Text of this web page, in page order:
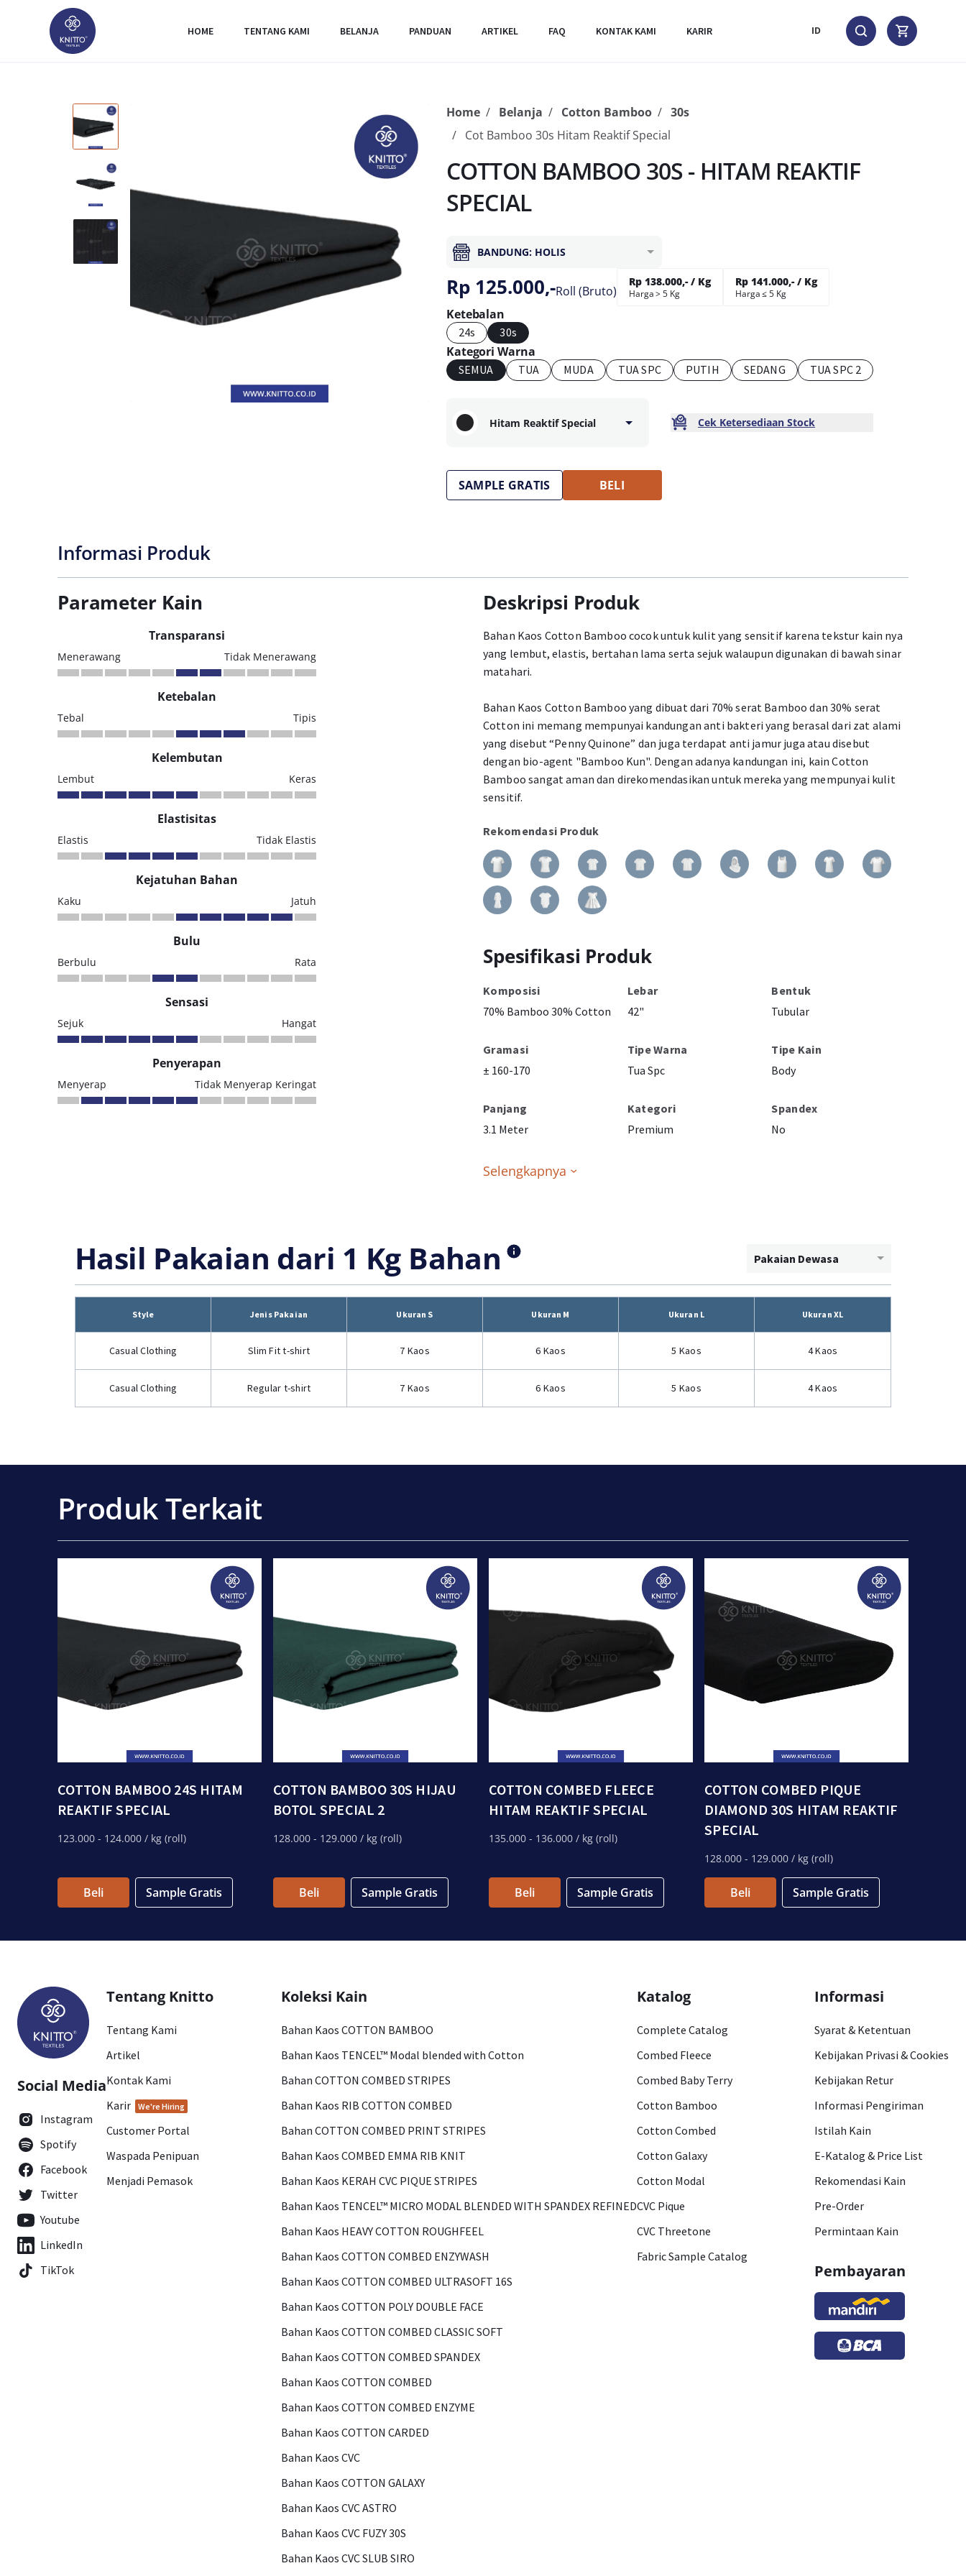
HOME TENTANG KAMI BELANJA PANDUAN ARTIKEL FAQ KONTAK KAMI KARIR ID
Home Belanja Cotton Bamboo
30s
Cot Bamboo 30s Hitam Reaktif Special
COTTON BAMBOO 30S - HITAM REAKTIF
SPECIAL
BANDUNG: HOLIS
Rp 125.000,-Roll (Bruto)
Rp 138.000,- / Kg
Harga > 5 Kg
Rp 141.000,- / Kg
Harga ≤ 5 Kg
Ketebalan
24s 30s
Kategori Warna
SEMUA TUA MUDA TUA SPC PUTIH SEDANG TUA SPC 2
Hitam Reaktif Special Cek Ketersediaan Stock
SAMPLE GRATIS BELI
Informasi Produk
Parameter Kain
Transparansi
Menerawang Tidak Menerawang
Ketebalan
Tebal Tipis
Kelembutan
Lembut Keras
Elastisitas
Elastis Tidak Elastis
Kejatuhan Bahan
Kaku Jatuh
Bulu
Berbulu Rata
Sensasi
Sejuk Hangat
Penyerapan
Menyerap Tidak Menyerap Keringat
Deskripsi Produk
Bahan Kaos Cotton Bamboo cocok untuk kulit yang sensitif karena tekstur kain nya
yang lembut, elastis, bertahan lama serta sejuk walaupun digunakan di bawah sinar
matahari.
Bahan Kaos Cotton Bamboo yang dibuat dari 70% serat Bamboo dan 30% serat
Cotton ini memang mempunyai kandungan anti bakteri yang berasal dari zat alami
yang disebut “Penny Quinone” dan juga terdapat anti jamur juga atau disebut
dengan bio-agent "Bamboo Kun". Dengan adanya kandungan ini, kain Cotton
Bamboo sangat aman dan direkomendasikan untuk mereka yang mempunyai kulit
sensitif.
Rekomendasi Produk
Spesifikasi Produk
Komposisi
70% Bamboo 30% Cotton
Lebar
42"
Bentuk
Tubular
Gramasi
± 160-170
Tipe Warna
Tua Spc
Tipe Kain
Body
Panjang
3.1 Meter
Kategori
Premium
Spandex
No
Selengkapnya
Hasil Pakaian dari 1 Kg Bahan Pakaian Dewasa
Style Jenis Pakaian Ukuran S Ukuran M Ukuran L Ukuran XL
Casual Clothing Slim Fit t-shirt 7 Kaos 6 Kaos 5 Kaos 4 Kaos
Casual Clothing Regular t-shirt 7 Kaos 6 Kaos 5 Kaos 4 Kaos
Produk Terkait
COTTON BAMBOO 24S HITAM
REAKTIF SPECIAL
123.000 - 124.000 / kg (roll)
Beli Sample Gratis
COTTON BAMBOO 30S HIJAU
BOTOL SPECIAL 2
128.000 - 129.000 / kg (roll)
Beli Sample Gratis
COTTON COMBED FLEECE
HITAM REAKTIF SPECIAL
135.000 - 136.000 / kg (roll)
Beli Sample Gratis
COTTON COMBED PIQUE
DIAMOND 30S HITAM REAKTIF
SPECIAL
128.000 - 129.000 / kg (roll)
Beli Sample Gratis
Social Media
Instagram
Spotify
Facebook
Twitter
Youtube
LinkedIn
TikTok
Tentang Knitto
Tentang Kami
Artikel
Kontak Kami
Karir
We're Hiring
Customer Portal
Waspada Penipuan
Menjadi Pemasok
Koleksi Kain
Bahan Kaos COTTON BAMBOO
Bahan Kaos TENCEL™ Modal blended with Cotton
Bahan COTTON COMBED STRIPES
Bahan Kaos RIB COTTON COMBED
Bahan COTTON COMBED PRINT STRIPES
Bahan Kaos COMBED EMMA RIB KNIT
Bahan Kaos KERAH CVC PIQUE STRIPES
Bahan Kaos TENCEL™ MICRO MODAL BLENDED WITH SPANDEX REFINED
Bahan Kaos HEAVY COTTON ROUGHFEEL
Bahan Kaos COTTON COMBED ENZYWASH
Bahan Kaos COTTON COMBED ULTRASOFT 16S
Bahan Kaos COTTON POLY DOUBLE FACE
Bahan Kaos COTTON COMBED CLASSIC SOFT
Bahan Kaos COTTON COMBED SPANDEX
Bahan Kaos COTTON COMBED
Bahan Kaos COTTON COMBED ENZYME
Bahan Kaos COTTON CARDED
Bahan Kaos CVC
Bahan Kaos COTTON GALAXY
Bahan Kaos CVC ASTRO
Bahan Kaos CVC FUZY 30S
Bahan Kaos CVC SLUB SIRO
Katalog
Complete Catalog
Combed Fleece
Combed Baby Terry
Cotton Bamboo
Cotton Combed
Cotton Galaxy
Cotton Modal
CVC Pique
CVC Threetone
Fabric Sample Catalog
Informasi
Syarat & Ketentuan
Kebijakan Privasi & Cookies
Kebijakan Retur
Informasi Pengiriman
Istilah Kain
E-Katalog & Price List
Rekomendasi Kain
Pre-Order
Permintaan Kain
Pembayaran